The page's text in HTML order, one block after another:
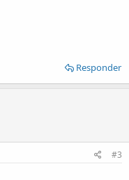
Responder
#3